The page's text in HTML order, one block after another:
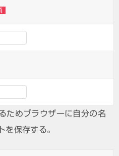
ためブラウザーに自分の名
を保存する。